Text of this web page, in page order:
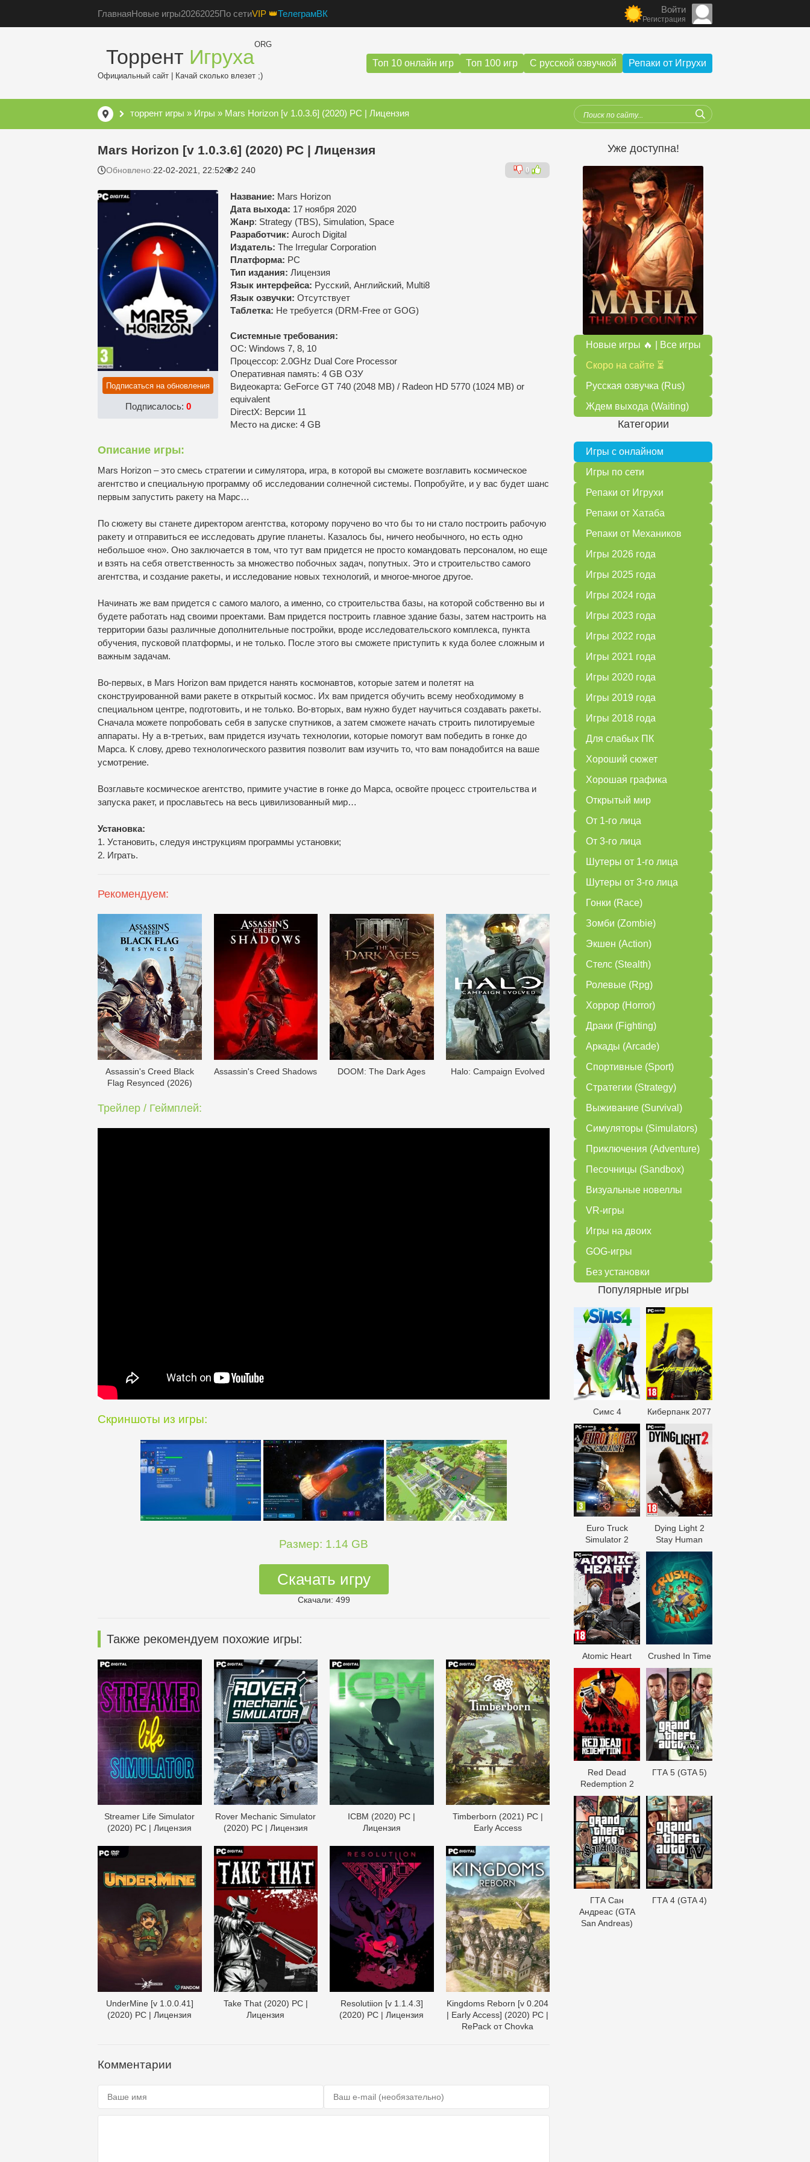
ГлавнаяНовые игры20262025По сетиVIP 👑ТелеграмВК Войти
Регистрация
Торрент Игруха
ORG
Официальный сайт | Качай сколько влезет ;)
Топ 10 онлайн игр Топ 100 игр С русской озвучкой Репаки от Игрухи
торрент игры » Игры » Mars Horizon [v 1.0.3.6] (2020) PC | Лицензия
Mars Horizon [v 1.0.3.6] (2020) PC | Лицензия
Обновлено:22-02-2021, 22:52 2 240 0
Подписаться на обновления
Подписалось: 0
Название: Mars Horizon
Дата выхода: 17 ноября 2020
Жанр: Strategy (TBS), Simulation, Space
Разработчик: Auroch Digital
Издатель: The Irregular Corporation
Платформа: PC
Тип издания: Лицензия
Язык интерфейса: Русский, Английский, Multi8
Язык озвучки: Отсутствует
Таблетка: Не требуется (DRM-Free от GOG)
Системные требования:
ОС: Windows 7, 8, 10
Процессор: 2.0GHz Dual Core Processor
Оперативная память: 4 GB ОЗУ
Видеокарта: GeForce GT 740 (2048 MB) / Radeon HD 5770 (1024 MB) or
equivalent
DirectX: Версии 11
Место на диске: 4 GB
Описание игры:
Mars Horizon – это смесь стратегии и симулятора, игра, в которой вы сможете возглавить космическое
агентство и специальную программу об исследовании солнечной системы. Попробуйте, и у вас будет шанс
первым запустить ракету на Марс…
По сюжету вы станете директором агентства, которому поручено во что бы то ни стало построить рабочую
ракету и отправиться ее исследовать другие планеты. Казалось бы, ничего необычного, но есть одно
небольшое «но». Оно заключается в том, что тут вам придется не просто командовать персоналом, но еще
и взять на себя ответственность за множество побочных задач, попутных. Это и строительство самого
агентства, и создание ракеты, и исследование новых технологий, и многое-многое другое.
Начинать же вам придется с самого малого, а именно, со строительства базы, на которой собственно вы и
будете работать над своими проектами. Вам придется построить главное здание базы, затем настроить на
территории базы различные дополнительные постройки, вроде исследовательского комплекса, пункта
обучения, пусковой платформы, и не только. После этого вы сможете приступить к куда более сложным и
важным задачам.
Во-первых, в Mars Horizon вам придется нанять космонавтов, которые затем и полетят на
сконструированной вами ракете в открытый космос. Их вам придется обучить всему необходимому в
специальном центре, подготовить, и не только. Во-вторых, вам нужно будет научиться создавать ракеты.
Сначала можете попробовать себя в запуске спутников, а затем сможете начать строить пилотируемые
аппараты. Ну а в-третьих, вам придется изучать технологии, которые помогут вам победить в гонке до
Марса. К слову, древо технологического развития позволит вам изучить то, что вам понадобится на ваше
усмотрение.
Возглавьте космическое агентство, примите участие в гонке до Марса, освойте процесс строительства и
запуска ракет, и прославьтесь на весь цивилизованный мир…
Установка:
1. Установить, следуя инструкциям программы установки;
2. Играть.
Рекомендуем:
Assassin's Creed Black
Flag Resynced (2026)
Assassin's Creed Shadows DOОM: The Dark Ages Halo: Campaign Evolved
Трейлер / Геймплей:
Скриншоты из игры:
Размер: 1.14 GB
Скачать игру
Скачали: 499
Также рекомендуем похожие игры:
Streamer Life Simulator
(2020) PC | Лицензия
Rover Mechanic Simulator
(2020) PC | Лицензия
ICBM (2020) PC |
Лицензия
Timberborn (2021) PC |
Early Access
UnderMine [v 1.0.0.41]
(2020) PC | Лицензия
Take That (2020) PC |
Лицензия
Resolutiion [v 1.1.4.3]
(2020) PC | Лицензия
Kingdoms Reborn [v 0.204
| Early Access] (2020) PC |
RePack от Chovka
Комментарии
Уже доступна!
Новые игры 🔥 | Все игры
Скоро на сайте ⏳
Русская озвучка (Rus)
Ждем выхода (Waiting)
Категории
Игры с онлайном
Игры по сети
Репаки от Игрухи
Репаки от Хатаба
Репаки от Механиков
Игры 2026 года
Игры 2025 года
Игры 2024 года
Игры 2023 года
Игры 2022 года
Игры 2021 года
Игры 2020 года
Игры 2019 года
Игры 2018 года
Для слабых ПК
Хороший сюжет
Хорошая графика
Открытый мир
От 1-го лица
От 3-го лица
Шутеры от 1-го лица
Шутеры от 3-го лица
Гонки (Race)
Зомби (Zombie)
Экшен (Action)
Стелс (Stealth)
Ролевые (Rpg)
Хоррор (Horror)
Драки (Fighting)
Аркады (Arcade)
Спортивные (Sport)
Стратегии (Strategy)
Выживание (Survival)
Симуляторы (Simulators)
Приключения (Adventure)
Песочницы (Sandbox)
Визуальные новеллы
VR-игры
Игры на двоих
GOG-игры
Без установки
Популярные игры
Симс 4 Киберпанк 2077
Euro Truck
Simulator 2
Dying Light 2
Stay Human
Atomic Heart Crushed In Time
Red Dead
Redеmption 2
ГТА 5 (GTA 5)
ГТА Сан
Андреас (GTA
San Andreas)
ГТА 4 (GTA 4)